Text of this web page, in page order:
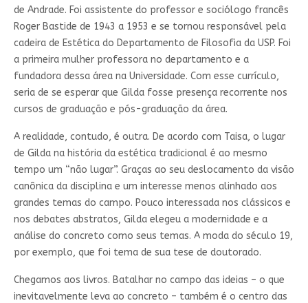
de Andrade. Foi assistente do professor e sociólogo francês
Roger Bastide de 1943 a 1953 e se tornou responsável pela
cadeira de Estética do Departamento de Filosofia da USP. Foi
a primeira mulher professora no departamento e a
fundadora dessa área na Universidade. Com esse currículo,
seria de se esperar que Gilda fosse presença recorrente nos
cursos de graduação e pós-graduação da área.
A realidade, contudo, é outra. De acordo com Taisa, o lugar
de Gilda na história da estética tradicional é ao mesmo
tempo um “não lugar”. Graças ao seu deslocamento da visão
canônica da disciplina e um interesse menos alinhado aos
grandes temas do campo. Pouco interessada nos clássicos e
nos debates abstratos, Gilda elegeu a modernidade e a
análise do concreto como seus temas. A moda do século 19,
por exemplo, que foi tema de sua tese de doutorado.
Chegamos aos livros. Batalhar no campo das ideias – o que
inevitavelmente leva ao concreto – também é o centro das